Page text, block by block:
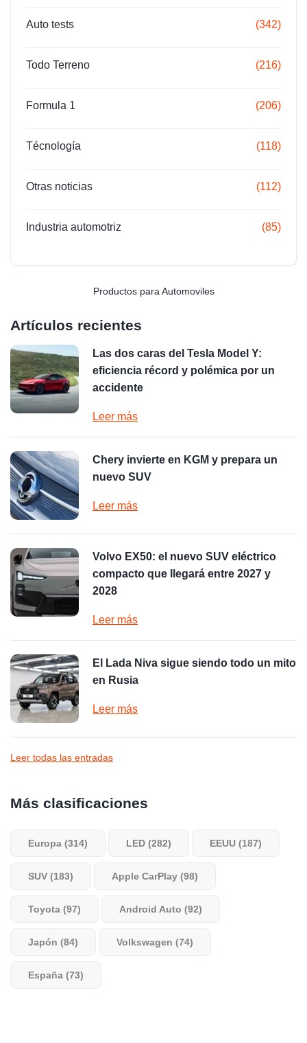
Auto tests (342)
Todo Terreno (216)
Formula 1 (206)
Técnología (118)
Otras noticias (112)
Industria automotriz (85)
Productos para Automoviles
Artículos recientes
Las dos caras del Tesla Model Y:
eficiencia récord y polémica por un
accidente
Leer más
Chery invierte en KGM y prepara un
nuevo SUV
Leer más
Volvo EX50: el nuevo SUV eléctrico
compacto que llegará entre 2027 y
2028
Leer más
El Lada Niva sigue siendo todo un mito
en Rusia
Leer más
Leer todas las entradas
Más clasificaciones
Europa (314) LED (282) EEUU (187)
SUV (183) Apple CarPlay (98)
Toyota (97) Android Auto (92)
Japón (84) Volkswagen (74)
España (73)